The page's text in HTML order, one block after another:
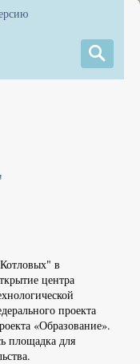
в
центра
проекта
«Образование».
площадка для